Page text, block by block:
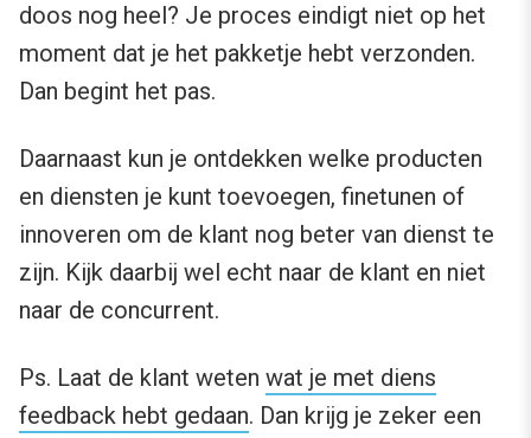
doos nog heel? Je proces eindigt niet op het
moment dat je het pakketje hebt verzonden.
Dan begint het pas.
Daarnaast kun je ontdekken welke producten
en diensten je kunt toevoegen, finetunen of
innoveren om de klant nog beter van dienst te
zijn. Kijk daarbij wel echt naar de klant en niet
naar de concurrent.
Ps. Laat de klant weten wat je met diens
feedback hebt gedaan. Dan krijg je zeker een